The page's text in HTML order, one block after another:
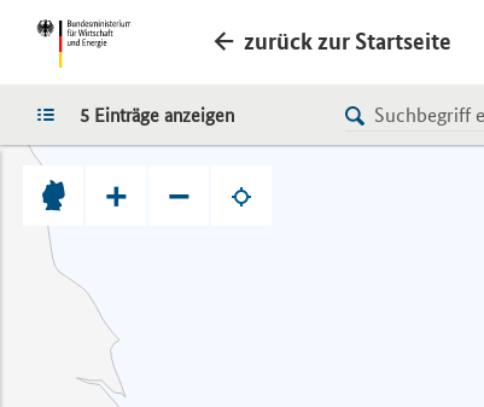
zurück zur Startseite
LISTE
5 Einträge anzeigen
+ −